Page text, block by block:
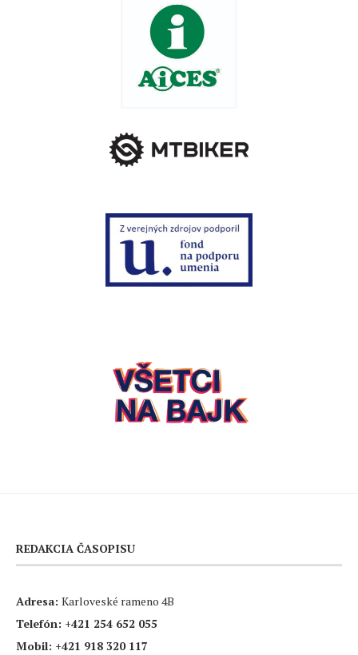
REDAKCIA ČASOPISU
Adresa: Karloveské rameno 4B
Telefón: +421 254 652 055
Mobil: +421 918 320 117